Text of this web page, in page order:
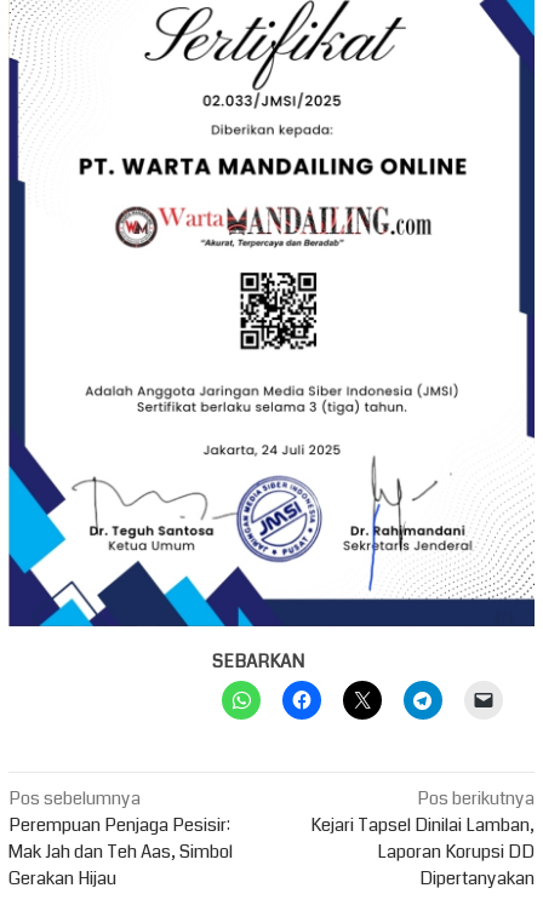
SEBARKAN
Navigasi
pos
Pos sebelumnya
Perempuan Penjaga Pesisir:
Mak Jah dan Teh Aas, Simbol
Gerakan Hijau
Pos berikutnya
Kejari Tapsel Dinilai Lamban,
Laporan Korupsi DD
Dipertanyakan